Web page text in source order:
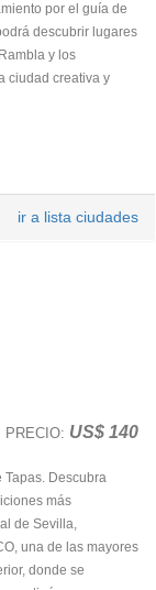
por el guía de
descubrir lugares
y los
ciudad creativa y
condal, donde
Antoni Gaudí,
incorporase al
que durante casi
en su sueño. Algo
elemento vivo que
ir a lista ciudades
PRECIO: US$ 140
Tapas. Descubra
más
de Sevilla,
una de las mayores
donde se